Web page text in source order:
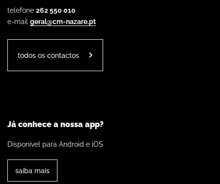
telefone 262 550 010
e-mail geral@cm-nazare.pt
todos os contactos
Já conhece a nossa app?
Disponível para Android e iOS
saiba mais